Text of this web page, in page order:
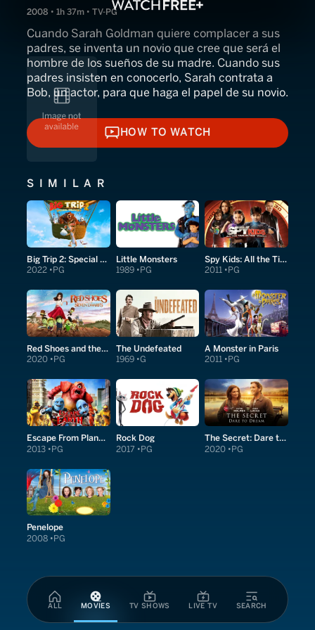
ALL MOVIES TV SHOWS LIVE TV SEARCH
2008 • 1h 37m • TV-PG
Cuando Sarah Goldman quiere complacer a sus
padres, se inventa un novio que cree que será el
hombre de los sueños de su madre. Cuando sus
padres insisten en conocerlo, Sarah contrata a
Bob, un actor, para que haga el papel de su novio.
HOW TO WATCH
HOW TO WATCH
SIMILAR
Big Trip 2: Special Delivery
2022 PG
Little Monsters
1989 PG
Spy Kids: All the Time in the World in 4D
2011 PG
Red Shoes and the Seven Dwarfs
2020 PG
The Undefeated
1969 G
A Monster in Paris
2011 PG
Escape From Planet Earth
2013 PG
Rock Dog
2017 PG
The Secret: Dare to Dream
2020 PG
Penelope
2008 PG